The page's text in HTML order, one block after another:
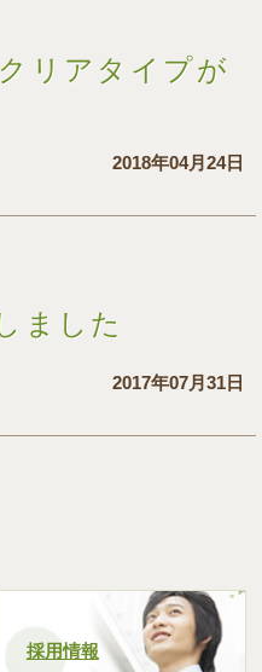
リアタイプが
2018年04月24日
ました
2017年07月31日
採用情報